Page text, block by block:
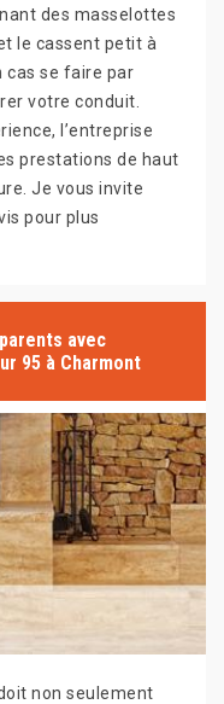
des masselottes
le cassent petit à
cas se faire par
votre conduit.
l’entreprise
prestations de haut
Je vous invite
pour plus
avec
95 à Charmont
non seulement